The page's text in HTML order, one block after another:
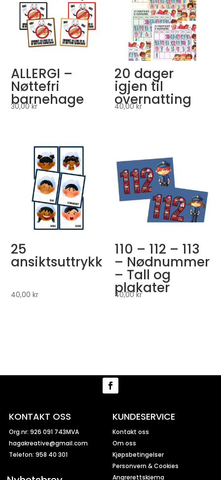
ALLERGI –
Nøttefri
barnehage
30,00kr
20 dager
igjen til
overnatting
40,00kr
25
ansiktsuttrykk
40,00kr
110 – 112 – 113
– Nødnummer
– Tall og
plakater
40,00kr
KONTAKT OSS
Org.nr: 926 091 743MVA
hagakreative@gmail.com
Telefon: 958 40 301
KUNDESERVICE
Kontakt oss
Om oss
Kjøpsbetingelser
Personvern & Cookies
Angrerettskjema